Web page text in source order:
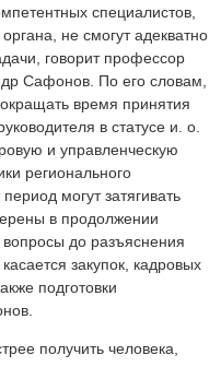
специалистов,
не смогут адекватно
говорит профессор
Сафонов. По его словам,
время принятия
в статусе и. о.
и управленческую
регионального
могут затягивать
в продолжении
до разъяснения
закупок, кадровых
подготовки
получить человека,